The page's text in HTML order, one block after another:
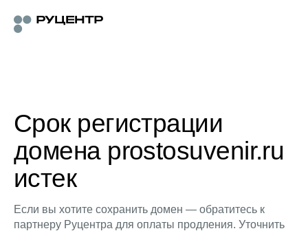
Срок регистрации
домена prostosuvenir.ru
истек
Если вы хотите сохранить домен — обратитесь к
партнеру Руцентра для оплаты продления. Уточнить